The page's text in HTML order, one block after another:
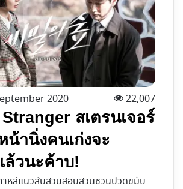
2020 22,007
สเตรนเจอร์
น้านิ่งคนเก่งจะ
ล้วนะค้าบ!
าหลีแนวสืบสวนสอบสวนชวนปวดขมับ